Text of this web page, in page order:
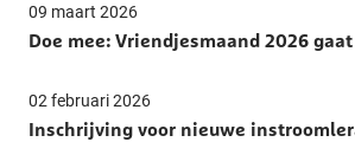
09 maart 2026
Doe mee: Vriendjesmaand 2026
02 februari 2026
Inschrijving voor nieuwe